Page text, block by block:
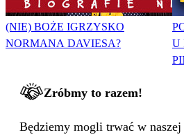
(NIE) BOŻE IGRZYSKO
NORMANA DAVIESA?
U
Zróbmy to razem!
Będziemy mogli trwać w